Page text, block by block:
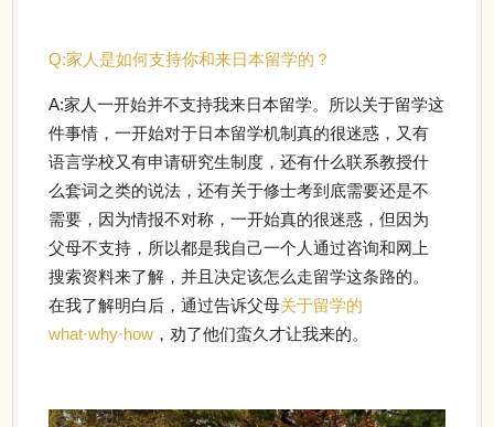
Q:家人是如何支持你和来日本留学的？
A:家人一开始并不支持我来日本留学。所以关于留学这
件事情，一开始对于日本留学机制真的很迷惑，又有
语言学校又有申请研究生制度，还有什么联系教授什
么套词之类的说法，还有关于修士考到底需要还是不
需要，因为情报不对称，一开始真的很迷惑，但因为
父母不支持，所以都是我自己一个人通过咨询和网上
搜索资料来了解，并且决定该怎么走留学这条路的。
在我了解明白后，通过告诉父母关于留学的
what·why·how ，劝了他们蛮久才让我来的。